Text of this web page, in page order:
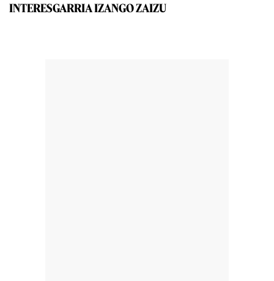
INTERESGARRIA IZANGO ZAIZU